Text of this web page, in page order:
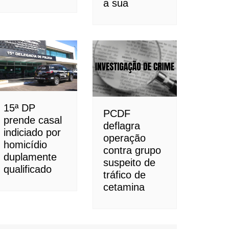
a sua
15ª DP
prende casal
indiciado por
homicídio
duplamente
qualificado
PCDF
deflagra
operação
contra grupo
suspeito de
tráfico de
cetamina